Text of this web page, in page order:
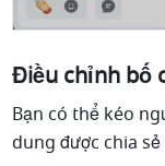
Điều chỉnh bố
Bạn có thể kéo
dung được chia